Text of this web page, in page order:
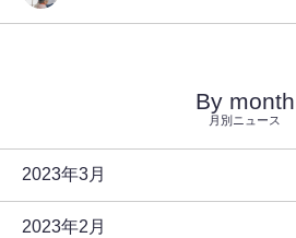
By month
月別ニュース
2023年3月
2023年2月